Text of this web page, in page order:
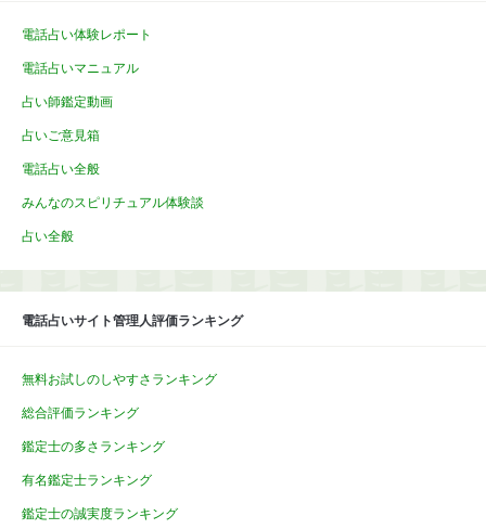
電話占い体験レポート
電話占いマニュアル
占い師鑑定動画
占いご意見箱
電話占い全般
みんなのスピリチュアル体験談
占い全般
電話占いサイト管理人評価ランキング
無料お試しのしやすさランキング
総合評価ランキング
鑑定士の多さランキング
有名鑑定士ランキング
鑑定士の誠実度ランキング